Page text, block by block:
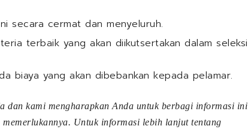
secara cermat dan menyeluruh.
terbaik yang akan diikutsertakan dalam seleksi
biaya yang akan dibebankan kepada pelamar.
dan kami mengharapkan Anda untuk berbagi informasi ini
Untuk informasi lebih lanjut tentang